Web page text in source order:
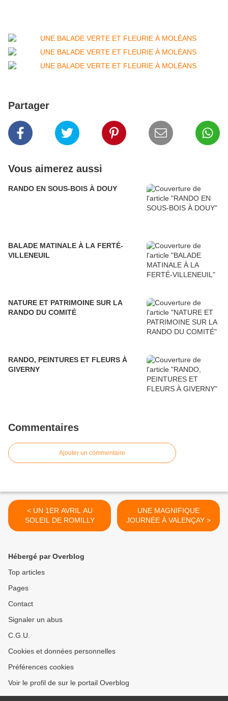
Partager
Vous aimerez aussi
RANDO EN SOUS-BOIS À DOUY
BALADE MATINALE À LA FERTÉ-
VILLENEUIL
NATURE ET PATRIMOINE SUR LA
RANDO DU COMITÉ
RANDO, PEINTURES ET FLEURS À
GIVERNY
Commentaires
Ajouter un commentaire
< UN 1ER AVRIL AU
SOLEIL DE ROMILLY
UNE MAGNIFIQUE
JOURNÉE À VALENÇAY >
Hébergé par Overblog
Top articles
Pages
Contact
Signaler un abus
C.G.U.
Cookies et données personnelles
Préférences cookies
Voir le profil de sur le portail Overblog